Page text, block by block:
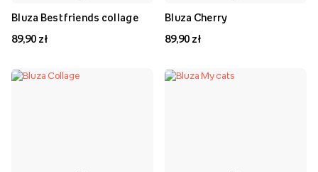
Bluza Best friends collage
89,90 zł
Bluza Cherry
89,90 zł